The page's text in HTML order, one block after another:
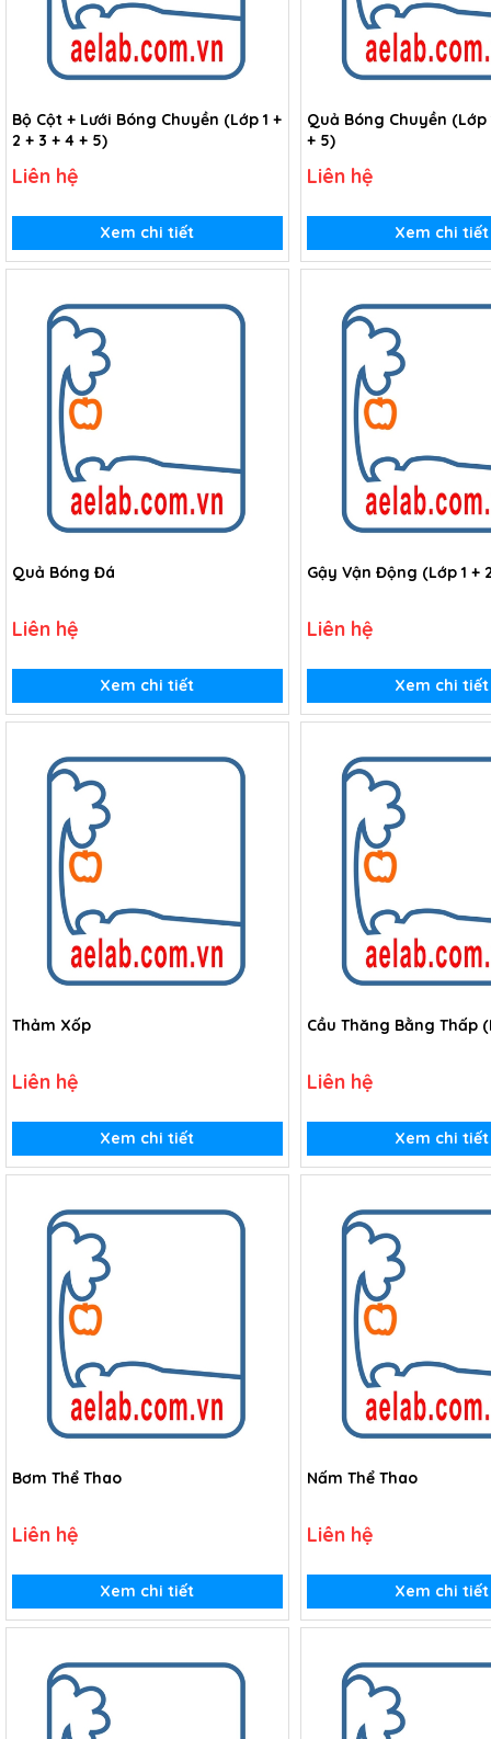
Bộ Cột + Lưới Bóng Chuyền (Lớp 1 +
2 + 3 + 4 + 5)
Liên hệ
Xem chi tiết
Quả Bóng Chuyền (Lớp
+ 5)
Liên hệ
Xem chi tiết
Quả Bóng Đá
Liên hệ
Xem chi tiết
Gậy Vận Động (Lớp 1 +
Liên hệ
Xem chi tiết
Thảm Xốp
Liên hệ
Xem chi tiết
Cầu Thăng Bằng Thấp
Liên hệ
Xem chi tiết
Bơm Thể Thao
Liên hệ
Xem chi tiết
Nấm Thể Thao
Liên hệ
Xem chi tiết